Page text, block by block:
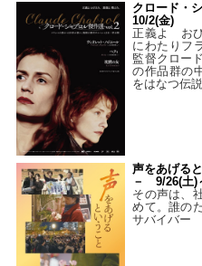
クロード・
10/2(金)
正義よ お
にわたりフ
監督クロー
の作品群の
をはなつ伝
声をあげる
－ 9/26(土)
その声は、
めて。誰の
サバイバー